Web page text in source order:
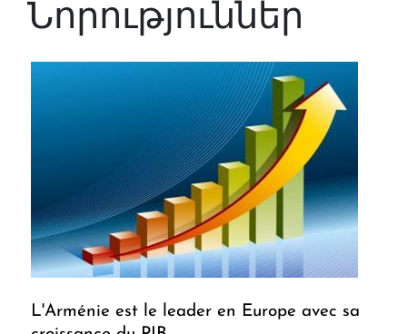
Նորություններ
L'Arménie est le leader en Europe avec sa